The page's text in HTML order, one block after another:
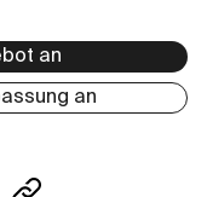
an
an